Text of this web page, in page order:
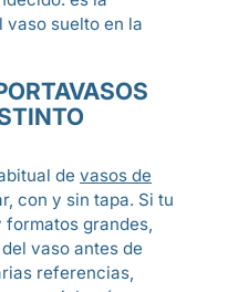
suelto en la
de vasos de
con y sin tapa. Si tu
grandes,
vaso antes de
referencias,